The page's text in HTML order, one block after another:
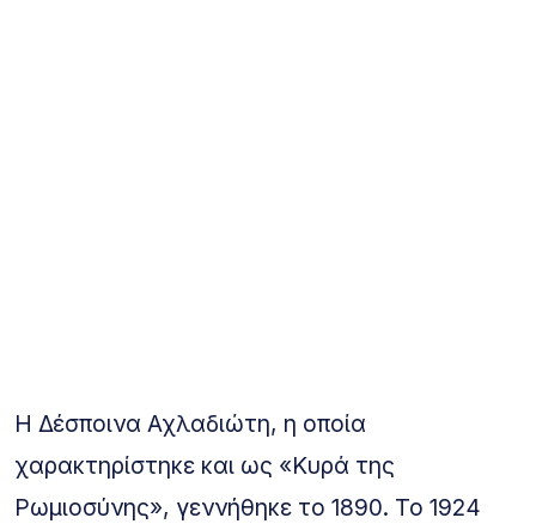
Η Δέσποινα Αχλαδιώτη, η οποία
χαρακτηρίστηκε και ως «Κυρά της
Ρωμιοσύνης», γεννήθηκε το 1890. Το 1924